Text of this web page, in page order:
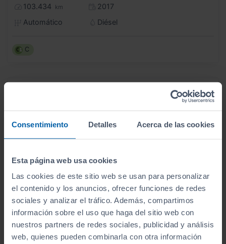
Consentimiento Detalles Acerca de las cookies
Esta página web usa cookies
Las cookies de este sitio web se usan para personalizar
el contenido y los anuncios, ofrecer funciones de redes
sociales y analizar el tráfico. Además, compartimos
información sobre el uso que haga del sitio web con
nuestros partners de redes sociales, publicidad y análisis
web, quienes pueden combinarla con otra información
103.434 km
2017
Automático
Diésel
C